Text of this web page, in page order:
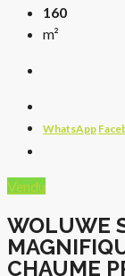
160
m²
WhatsApp
Vendu
WOLUWE
CHAUME